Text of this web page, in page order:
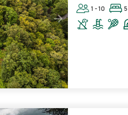
1 - 10 5